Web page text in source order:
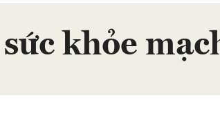
sức khỏe